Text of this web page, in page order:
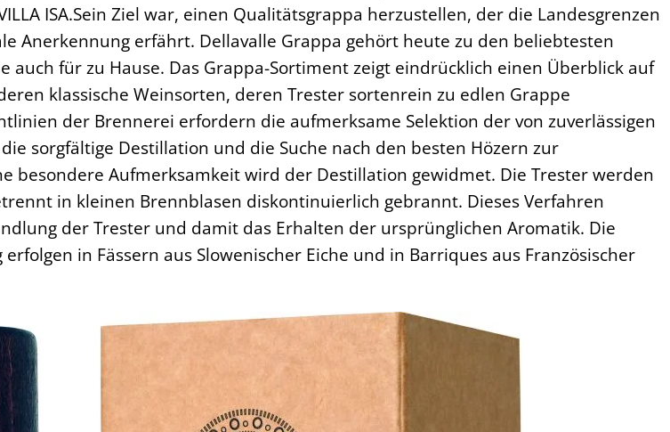
ISA.Sein Ziel war, einen Qualitätsgrappa herzustellen, der die Landesgrenzen
Anerkennung erfährt. Dellavalle Grappa gehört heute zu den beliebtesten
auch für zu Hause. Das Grappa-Sortiment zeigt eindrücklich einen Überblick auf
klassische Weinsorten, deren Trester sortenrein zu edlen Grappe
der Brennerei erfordern die aufmerksame Selektion der von zuverlässigen
sorgfältige Destillation und die Suche nach den besten Hözern zur
besondere Aufmerksamkeit wird der Destillation gewidmet. Die Trester werden
in kleinen Brennblasen diskontinuierlich gebrannt. Dieses Verfahren
der Trester und damit das Erhalten der ursprünglichen Aromatik. Die
in Fässern aus Slowenischer Eiche und in Barriques aus Französischer